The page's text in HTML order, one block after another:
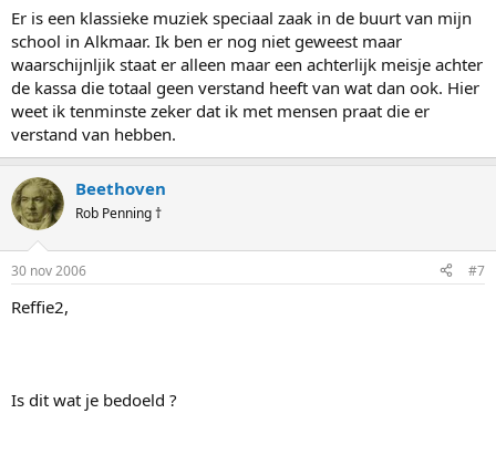
Er is een klassieke muziek speciaal zaak in de buurt van mijn
school in Alkmaar. Ik ben er nog niet geweest maar
waarschijnljik staat er alleen maar een achterlijk meisje achter
de kassa die totaal geen verstand heeft van wat dan ook. Hier
weet ik tenminste zeker dat ik met mensen praat die er
verstand van hebben.
Beethoven
Rob Penning †
30 nov 2006 #7
Reffie2,
Is dit wat je bedoeld ?